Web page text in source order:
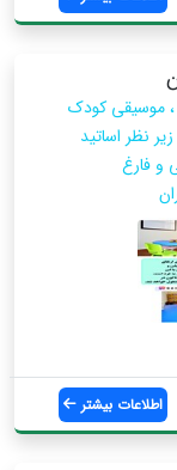
، موسیقی کودک
نظر اساتید
و فارغ
اطلاعات بیشتر